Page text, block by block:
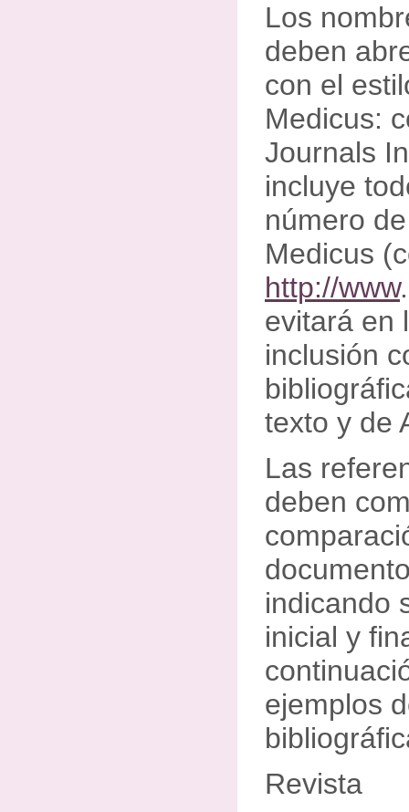
Los
deben
con el
Medicus:
Journals
incluye
número
Medicus
http://www
evitará en
inclusión
texto y de
Las
deben
indicando
inicial y
ejemplos
Revista